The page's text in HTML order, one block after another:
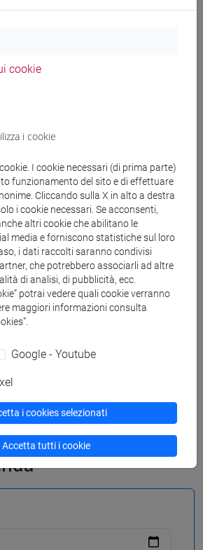
Italiana, Fondazione per la
3986 KB
cookie
i cookie
I cookie necessari (di prima parte)
funzionamento del sito e di effettuare
Cliccando sulla X in alto a destra
i cookie necessari. Se acconsenti,
altri cookie che abilitano le
media e forniscono statistiche sul loro
i dati raccolti saranno condivisi
che potrebbero associarli ad altre
di analisi, di pubblicità, ecc.
potrai vedere quali cookie verranno
maggiori informazioni consulta
Google - Youtube
i cookies selezionati
Accetta tutti i cookie